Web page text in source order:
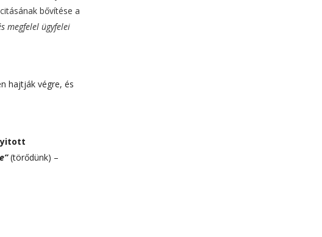
bővítése a
megfelel ügyfelei
hajtják végre, és
(törődünk) –